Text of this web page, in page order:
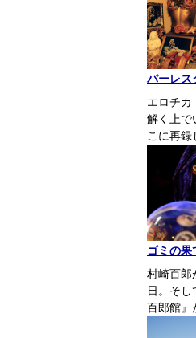
バーレス
エロチカ
解く上で
こに再録
ゴミの
村崎百郎
日。そ
百郎館』